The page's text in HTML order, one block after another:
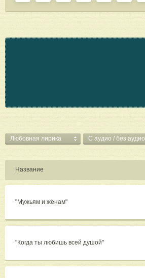
Любовная лирика C аудио / без аудио
Название
"Мужьям и жёнам"
"Когда ты любишь всей душой"